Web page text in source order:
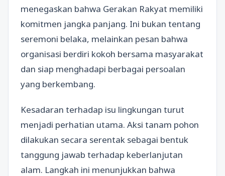
menegaskan bahwa Gerakan Rakyat memiliki
komitmen jangka panjang. Ini bukan tentang
seremoni belaka, melainkan pesan bahwa
organisasi berdiri kokoh bersama masyarakat
dan siap menghadapi berbagai persoalan
yang berkembang.
Kesadaran terhadap isu lingkungan turut
menjadi perhatian utama. Aksi tanam pohon
dilakukan secara serentak sebagai bentuk
tanggung jawab terhadap keberlanjutan
alam. Langkah ini menunjukkan bahwa